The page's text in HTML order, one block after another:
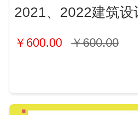
￥600.00 ￥600.00